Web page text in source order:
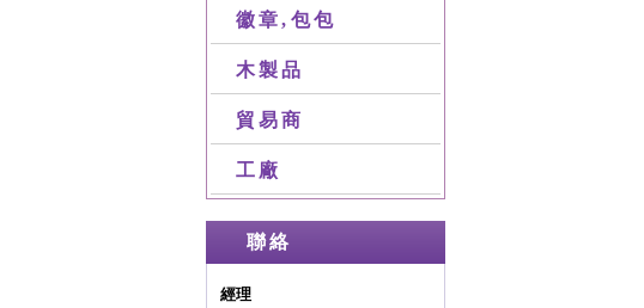
徽章,包包
木製品
貿易商
工廠
聯絡
經理